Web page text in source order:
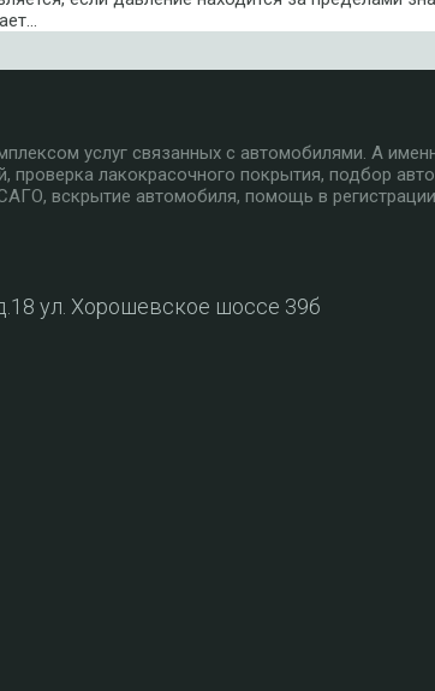
услуг связанных с автомобилями. А
проверка лакокрасочного покрытия, подбор
вскрытие автомобиля, помощь в
ул. Хорошевское шоссе 39б